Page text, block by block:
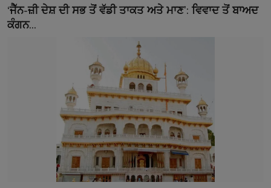
‘ਜੈੱਨ-ਜ਼ੀ ਦੇਸ਼ ਦੀ ਸਭ ਤੋਂ ਵੱਡੀ ਤਾਕਤ ਅਤੇ ਮਾਣ’: ਵਿਵਾਦ ਤੋਂ ਬਾਅਦ
ਕੰਗਨ...